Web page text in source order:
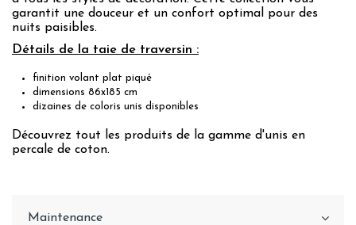
garantit une douceur et un confort optimal pour des
nuits paisibles.
Détails de la taie de traversin :
finition volant plat piqué
dimensions 86x185 cm
dizaines de coloris unis disponibles
Découvrez tout les produits de la gamme d'unis en
percale de coton.
Maintenance